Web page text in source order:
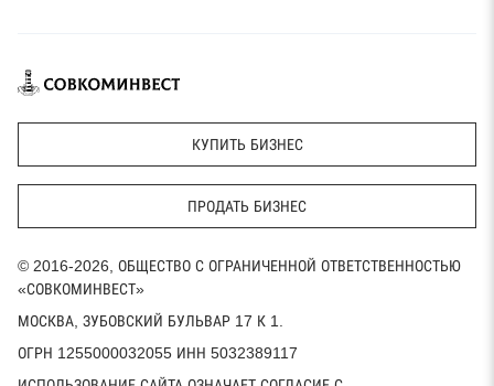
КУПИТЬ БИЗНЕС
ПРОДАТЬ БИЗНЕС
© 2016-2026, ОБЩЕСТВО С ОГРАНИЧЕННОЙ ОТВЕТСТВЕННОСТЬЮ
«СОВКОМИНВЕСТ»
МОСКВА, ЗУБОВСКИЙ БУЛЬВАР 17 К 1.
ОГРН 1255000032055 ИНН 5032389117